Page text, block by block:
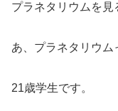
プラネタリウムを見
あ、プラネタリウム
21歳学生です。